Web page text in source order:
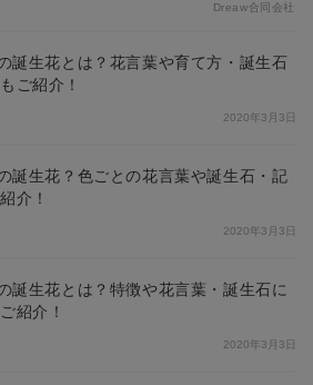
Dreaw合同会社
誕生花とは？花言葉や育て方・誕生石
ご紹介！
2020年3月3日
誕生花？色ごとの花言葉や誕生石・記
介！
2020年3月3日
誕生花とは？特徴や花言葉・誕生石に
紹介！
2020年3月3日